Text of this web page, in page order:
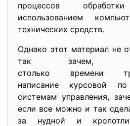
процессов
использованием
технических средств.
Однако этот материал не
так зачем,
столько
написание курсовой по
системам управления,
если все можно и так
за нудной и